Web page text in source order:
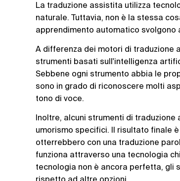
La traduzione assistita utilizza
naturale. Tuttavia, non è la stessa
apprendimento automatico svolgono
A differenza dei motori di traduzione
strumenti basati sull'intelligenza
Sebbene ogni strumento abbia le
sono in grado di riconoscere molti
tono di voce.
Inoltre, alcuni strumenti di
umorismo specifici. Il risultato finale
otterrebbero con una traduzione
funziona attraverso una tecnologia
tecnologia non è ancora perfetta, gli
rispetto ad altre opzioni.